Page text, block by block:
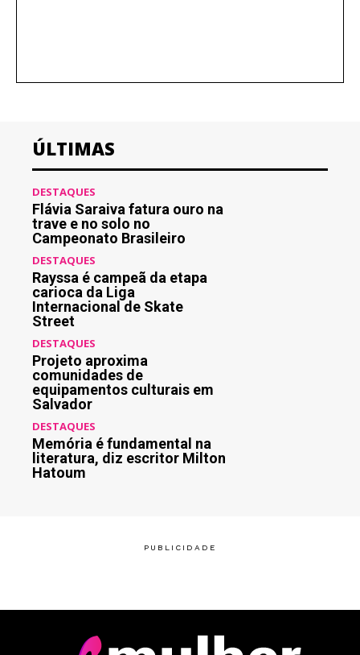
ÚLTIMAS
DESTAQUES
Flávia Saraiva fatura ouro na
trave e no solo no
Campeonato Brasileiro
DESTAQUES
Rayssa é campeã da etapa
carioca da Liga
Internacional de Skate
Street
DESTAQUES
Projeto aproxima
comunidades de
equipamentos culturais em
Salvador
DESTAQUES
Memória é fundamental na
literatura, diz escritor Milton
Hatoum